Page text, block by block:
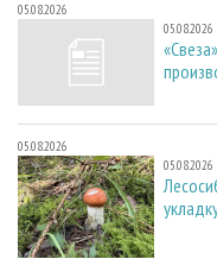
05.08.2026
05.08.2026
05.08.2026
05.08.2026